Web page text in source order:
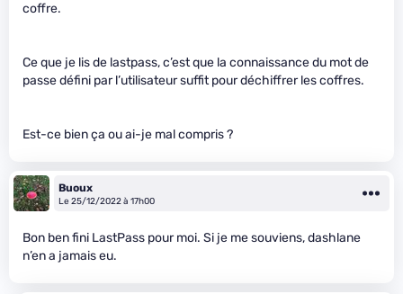
coffre.
Ce que je lis de lastpass, c’est que la connaissance du mot de
passe défini par l’utilisateur suffit pour déchiffrer les coffres.
Est-ce bien ça ou ai-je mal compris ?
Buoux
Le 25/12/2022 à 17h00
Bon ben fini LastPass pour moi. Si je me souviens, dashlane
n’en a jamais eu.